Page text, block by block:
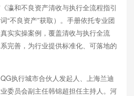
瀛和不良资产清收与执行全流程指引
“不良资产”获取）。手册依托专业团
实实操案例，覆盖清收与执行全流
完善，为行业提供标准化、可落地的
执行城市合伙人发起人、上海兰迪
委员会副主任韩锦超担任主持人。河